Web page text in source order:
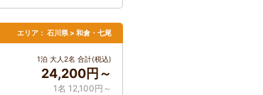
エリア： 石川県 > 和倉・七尾
1泊 大人2名 合計(税込)
24,200円～
1名 12,100円～